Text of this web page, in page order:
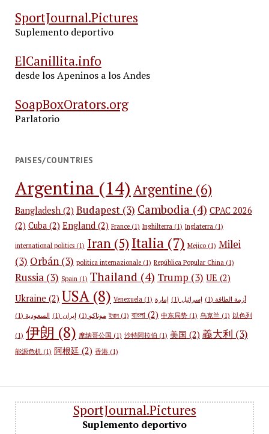
SportJournal.Pictures
Suplemento deportivo
ElCanillita.info
desde los Apeninos a los Andes
SoapBoxOrators.org
Parlatorio
PAISES/COUNTRIES
Argentina (14) Argentine(6)
Bangladesh(2) Budapest(3) Cambodia (4) CPAC 2026
(2) Cuba(2) England(2) France(1) Inghilterra (1) Inglaterra (1)
international politics(1) Iran(5) Italia(7) Mejico(1) Milei
(3) Orbán(3) politica internazionale(1) República Popular China (1)
Russia(3) Spain (1) Thailand (4) Trump (3) UE (2)
Ukraine (2) USA(8) Venezuela (1) أزمة الطاقة (1) إسرائيل (1)
إمارة
موناكو (1) إيران (1) السعودية (1) ইরান(1) বাংলা(2) 中东局势(1) 乌克兰 (1) 以色列
(1) 伊朗 (8) 摩纳哥公国 (1) 沙特阿拉伯 (1) 美国 (2) 義大利 (3)
能源危机(1) 阿根廷 (2) 香港(1)
SportJournal.Pictures
Suplemento deportivo